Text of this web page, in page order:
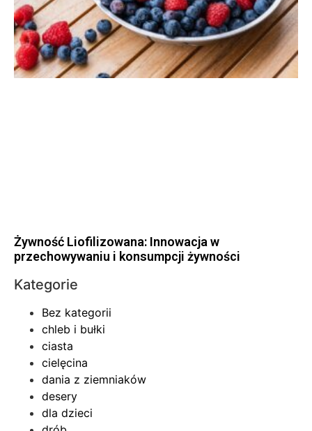
Żywność Liofilizowana: Innowacja w
przechowywaniu i konsumpcji żywności
Kategorie
Bez kategorii
chleb i bułki
ciasta
cielęcina
dania z ziemniaków
desery
dla dzieci